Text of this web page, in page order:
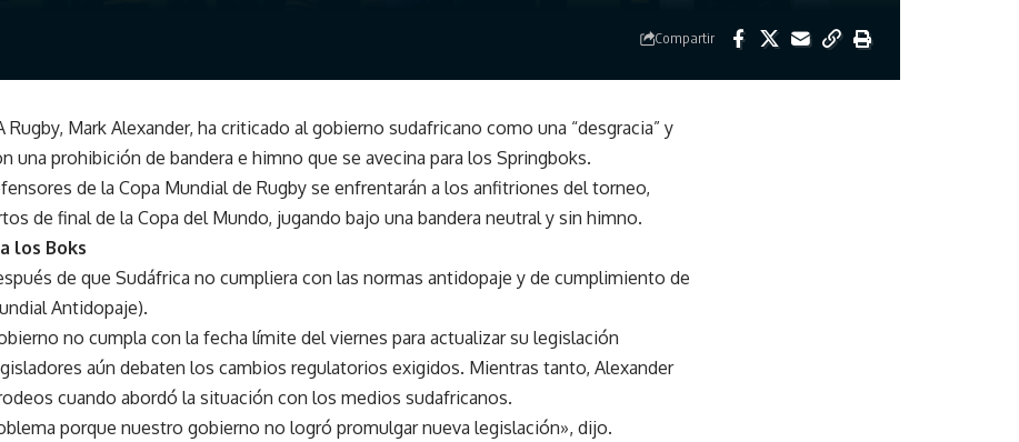
Compartir
Rugby, Mark Alexander, ha criticado al gobierno sudafricano como una “desgracia” y
una prohibición de bandera e himno que se avecina para los Springboks.
de la Copa Mundial de Rugby se enfrentarán a los anfitriones del torneo,
de final de la Copa del Mundo, jugando bajo una bandera neutral y sin himno.
los Boks
de que Sudáfrica no cumpliera con las normas antidopaje y de cumplimiento de
Antidopaje).
no cumpla con la fecha límite del viernes para actualizar su legislación
aún debaten los cambios regulatorios exigidos. Mientras tanto, Alexander
cuando abordó la situación con los medios sudafricanos.
porque nuestro gobierno no logró promulgar nueva legislación», dijo.